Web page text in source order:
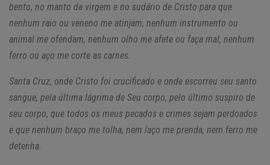
bento, no manto da virgem e no sudário de Cristo para que
nenhum raio ou veneno me atinjam, nenhum instrumento ou
animal me ofendam, nenhum olho me afete ou faça mal, nenhum
ferro ou aço me corte as carnes.
Santa Cruz, onde Cristo foi crucificado e onde escorreu seu santo
sangue, pela última lágrima de Seu corpo, pelo último suspiro de
seu corpo, que todos os meus pecados e crimes sejam perdoados
e que nenhum braço me tolha, nem laço me prenda, nem ferro me
detenha.